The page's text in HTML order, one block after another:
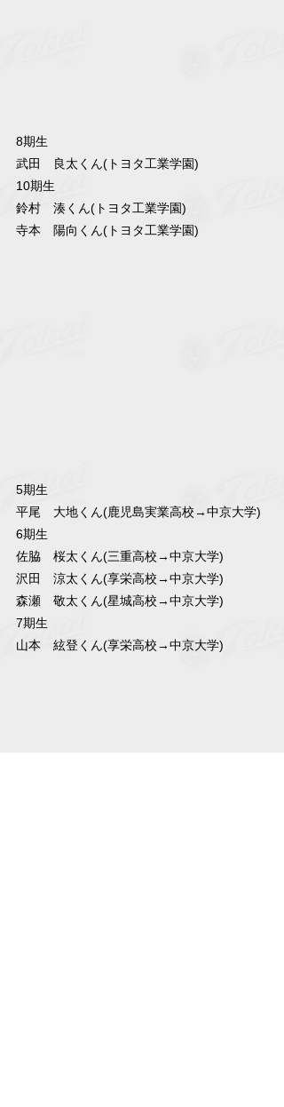
8期生
武田　良太くん(トヨタ工業学園)
10期生
鈴村　湊くん(トヨタ工業学園)
寺本　陽向くん(トヨタ工業学園)
5期生
平尾　大地くん(鹿児島実業高校→中京大学)
6期生
佐脇　桜太くん(三重高校→中京大学)
沢田　涼太くん(享栄高校→中京大学)
森瀬　敬太くん(星城高校→中京大学)
7期生
山本　絃登くん(享栄高校→中京大学)